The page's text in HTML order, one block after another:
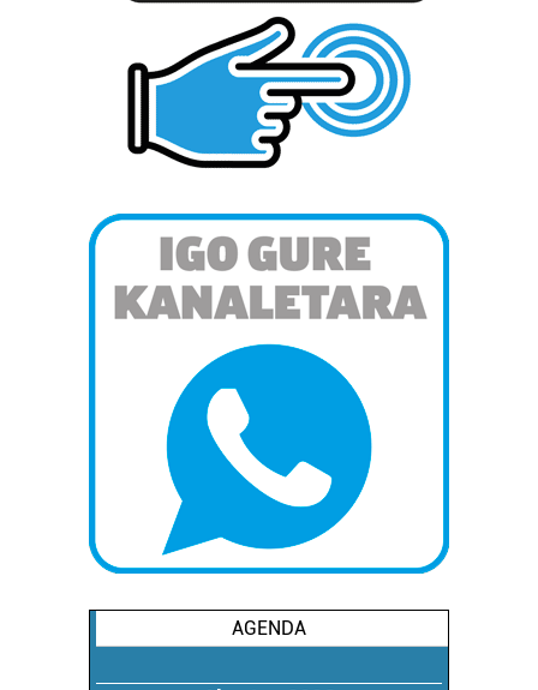
AGENDA